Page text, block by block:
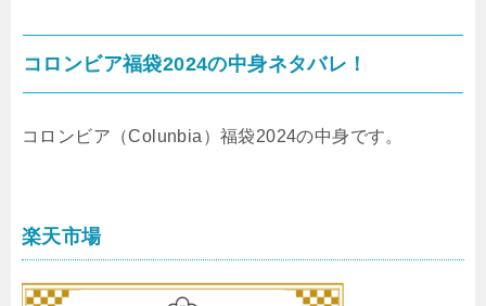
コロンビア福袋2024の中身ネタバレ！
コロンビア（Colunbia）福袋2024の中身です。
楽天市場